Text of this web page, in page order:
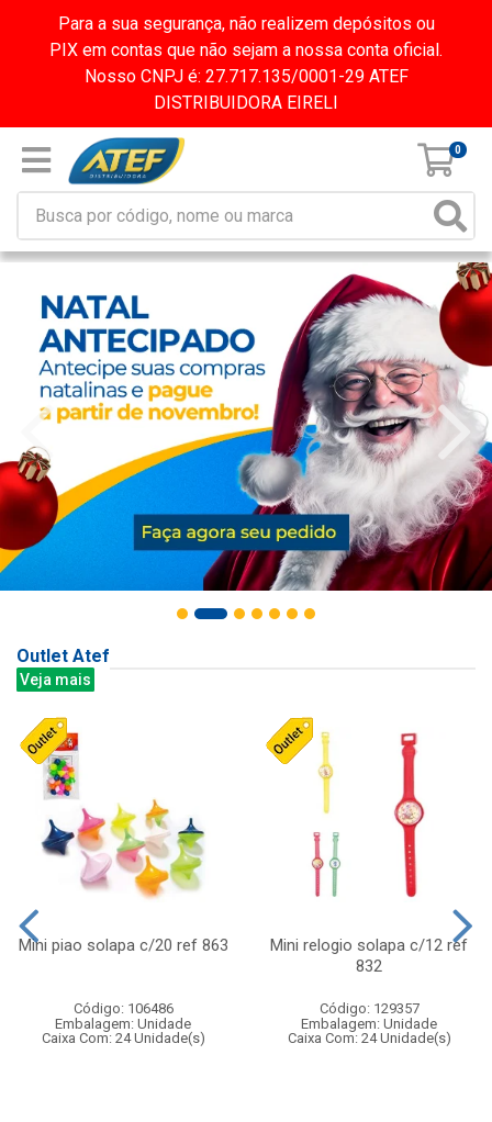
Para a sua segurança, não realizem depósitos ou
PIX em contas que não sejam a nossa conta oficial.
Nosso CNPJ é: 27.717.135/0001-29 ATEF
DISTRIBUIDORA EIRELI
0
Outlet Atef
Veja mais
Mini piao solapa c/20 ref 863
Código: 106486
Embalagem: Unidade
Caixa Com: 24 Unidade(s)
Mini relogio solapa c/12 ref
832
Código: 129357
Embalagem: Unidade
Caixa Com: 24 Unidade(s)